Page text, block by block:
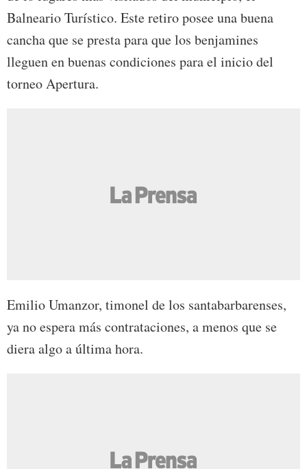
Balneario Turístico. Este retiro posee una buena
cancha que se presta para que los benjamines
lleguen en buenas condiciones para el inicio del
torneo Apertura.
Emilio Umanzor, timonel de los santabarbarenses,
ya no espera más contrataciones, a menos que se
diera algo a última hora.